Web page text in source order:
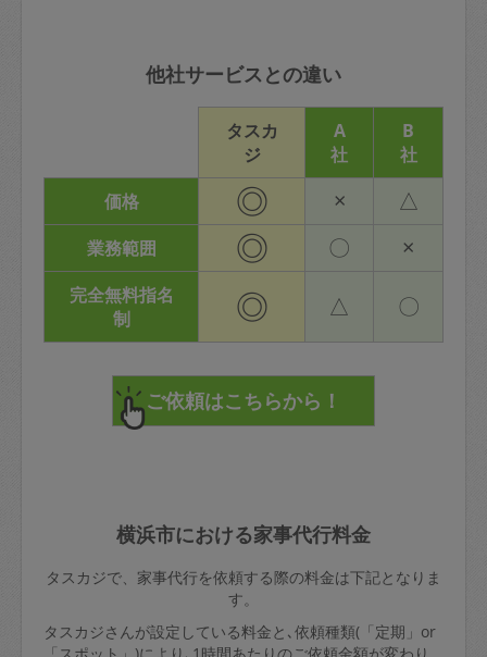
他社サービスとの違い
タスカ
ジ
A
社
B
社
価格
◎ × △
業務範囲 ◎ 〇 ×
完全無料指名
制
◎ △ 〇
横浜市における家事代行料金
タスカジで、家事代行を依頼する際の料金は下記となりま
す。
タスカジさんが設定している料金と､依頼種類(「定期」or